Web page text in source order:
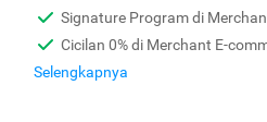
Signature Program di
Cicilan 0% di Merchant E-
Selengkapnya